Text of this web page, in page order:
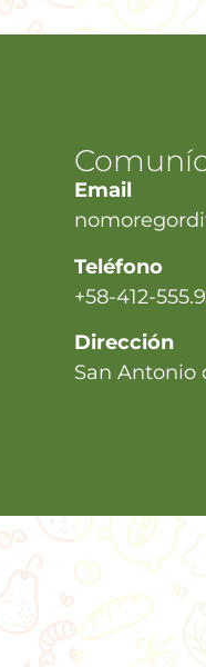
Email
Teléfono
+58-412-
Dirección
San Antonio